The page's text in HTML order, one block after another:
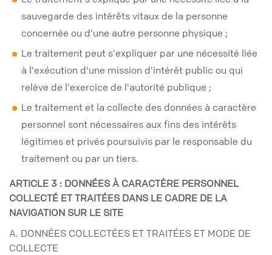
sauvegarde des intérêts vitaux de la personne
concernée ou d'une autre personne physique ;
Le traitement peut s'expliquer par une nécessité liée
à l'exécution d'une mission d'intérêt public ou qui
relève de l'exercice de l'autorité publique ;
Le traitement et la collecte des données à caractère
personnel sont nécessaires aux fins des intérêts
légitimes et privés poursuivis par le responsable du
traitement ou par un tiers.
ARTICLE 3 : DONNÉES À CARACTÈRE PERSONNEL
COLLECTÉ ET TRAITÉES DANS LE CADRE DE LA
NAVIGATION SUR LE SITE
A. DONNÉES COLLECTÉES ET TRAITÉES ET MODE DE
COLLECTE